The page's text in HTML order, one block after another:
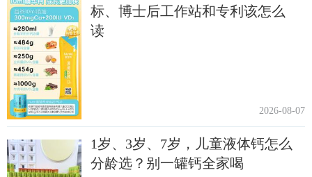
标、博士后工作站和专利该怎么
读
2026-08-07
1岁、3岁、7岁，儿童液体钙怎么
分龄选？别一罐钙全家喝